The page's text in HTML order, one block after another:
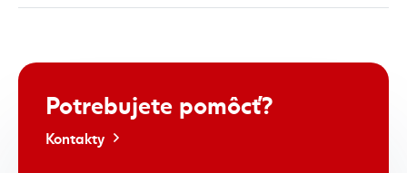
Potrebujete pomôcť?
Kontakty